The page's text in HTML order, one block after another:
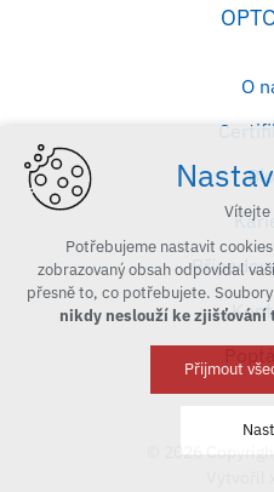
O
© 2026
Vítejte
Potřebujeme nastavit
zobrazovaný obsah odpovídal
přesně to, co potřebujete.
nikdy neslouží ke
Přijmout